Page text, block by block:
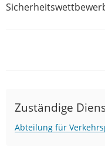
Zuständige
Abteilung für